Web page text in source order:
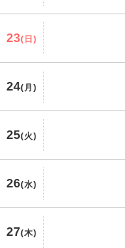
23(日)
24(月)
25(火)
26(水)
27(木)